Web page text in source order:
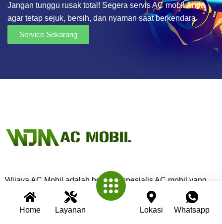
Home Layanan Lokasi Whatsapp
Jangan tunggu rusak total! Segera servis AC mobil Anda
agar tetap sejuk, bersih, dan nyaman saat berkendara.
Service Sekarang
Wijaya AC Mobil adalah bengkel spesialis AC mobil yang
telah berpengalaman lebih dari 30 tahun. Kami berkomitmen
memberikan layanan terbaik dengan teknisi profesional,